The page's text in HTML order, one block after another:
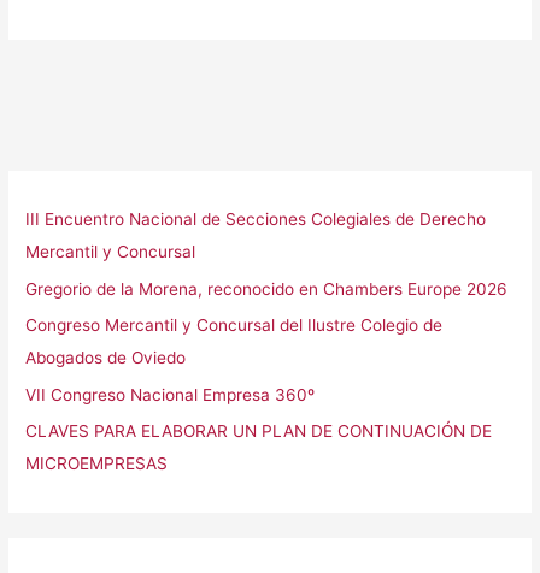
III Encuentro Nacional de Secciones Colegiales de Derecho
Mercantil y Concursal
Gregorio de la Morena, reconocido en Chambers Europe 2026
Congreso Mercantil y Concursal del Ilustre Colegio de
Abogados de Oviedo
VII Congreso Nacional Empresa 360º
CLAVES PARA ELABORAR UN PLAN DE CONTINUACIÓN DE
MICROEMPRESAS